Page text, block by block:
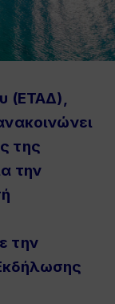
(ΕΤΑΔ),
της
την
την